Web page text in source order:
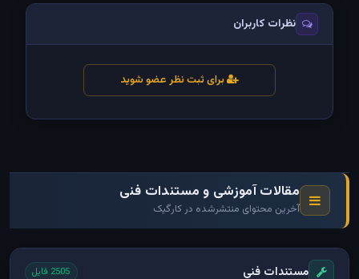
نظرات کاربران
برای ثبت نظر عضو شوید
مقالات آموزشی و مستندات فنی
آخرین محتوای منتشرشده در کارگیک
مستندات فنی 2505 فایل